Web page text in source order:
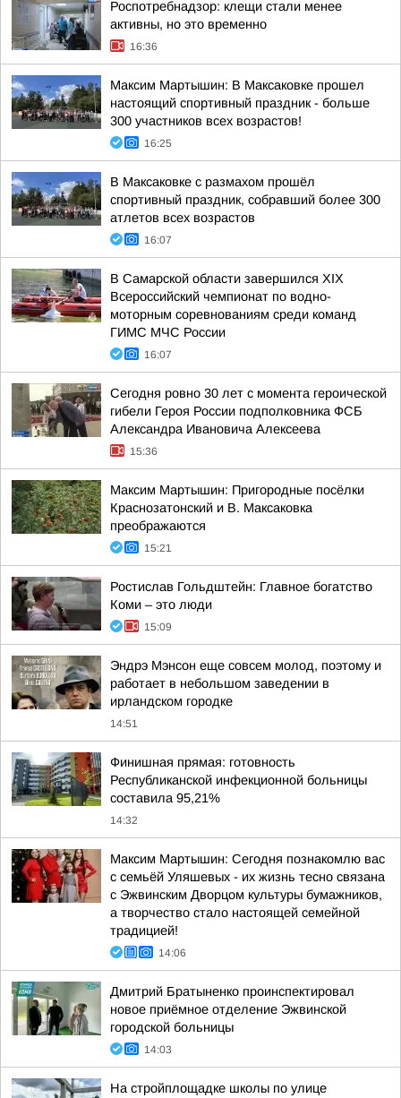
Роспотребнадзор: клещи стали менее
активны, но это временно
16:36
Максим Мартышин: В Максаковке прошел
настоящий спортивный праздник - больше
300 участников всех возрастов!
16:25
В Максаковке с размахом прошёл
спортивный праздник, собравший более 300
атлетов всех возрастов
16:07
В Самарской области завершился XIХ
Всероссийский чемпионат по водно-
моторным соревнованиям среди команд
ГИМС МЧС России
16:07
Сегодня ровно 30 лет с момента героической
гибели Героя России подполковника ФСБ
Александра Ивановича Алексеева
15:36
Максим Мартышин: Пригородные посёлки
Краснозатонский и В. Максаковка
преображаются
15:21
Ростислав Гольдштейн: Главное богатство
Коми – это люди
15:09
Эндрэ Мэнсон еще совсем молод, поэтому и
работает в небольшом заведении в
ирландском городке
14:51
Финишная прямая: готовность
Республиканской инфекционной больницы
составила 95,21%
14:32
Максим Мартышин: Сегодня познакомлю вас
с семьёй Уляшевых - их жизнь тесно связана
с Эжвинским Дворцом культуры бумажников,
а творчество стало настоящей семейной
традицией!
14:06
Дмитрий Братыненко проинспектировал
новое приёмное отделение Эжвинской
городской больницы
14:03
На стройплощадке школы по улице